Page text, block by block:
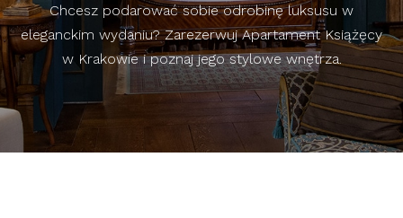
Chcesz podarować sobie odrobinę luksusu w
eleganckim wydaniu? Zarezerwuj Apartament Książęcy
w Krakowie i poznaj jego stylowe wnętrza.